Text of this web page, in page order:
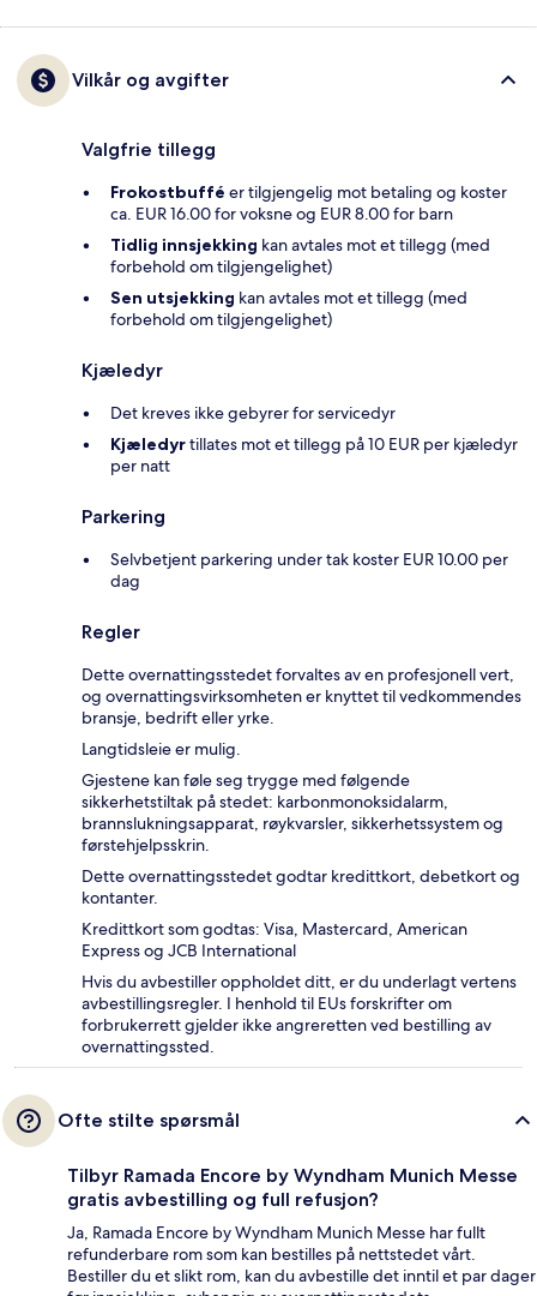
Vilkår og avgifter
Valgfrie tillegg
Frokostbuffé er tilgjengelig mot betaling og koster
ca. EUR 16.00 for voksne og EUR 8.00 for barn
Tidlig innsjekking kan avtales mot et tillegg (med
forbehold om tilgjengelighet)
Sen utsjekking kan avtales mot et tillegg (med
forbehold om tilgjengelighet)
Kjæledyr
Det kreves ikke gebyrer for servicedyr
Kjæledyrtillates mot et tillegg på 10 EUR per kjæledyr
per natt
Parkering
Selvbetjent parkering under tak koster EUR 10.00 per
dag
Regler
Dette overnattingsstedet forvaltes av en profesjonell vert,
og overnattingsvirksomheten er knyttet til vedkommendes
bransje, bedrift eller yrke.
Langtidsleie er mulig.
Gjestene kan føle seg trygge med følgende
sikkerhetstiltak på stedet: karbonmonoksidalarm,
brannslukningsapparat, røykvarsler, sikkerhetssystem og
førstehjelpsskrin.
Dette overnattingsstedet godtar kredittkort, debetkort og
kontanter.
Kredittkort som godtas: Visa, Mastercard, American
Express og JCB International
Hvis du avbestiller oppholdet ditt, er du underlagt vertens
avbestillingsregler. I henhold til EUs forskrifter om
forbrukerrett gjelder ikke angreretten ved bestilling av
overnattingssted.
Ofte stilte spørsmål
Tilbyr Ramada Encore by Wyndham Munich Messe
gratis avbestilling og full refusjon?
Ja, Ramada Encore by Wyndham Munich Messe har fullt
refunderbare rom som kan bestilles på nettstedet vårt.
Bestiller du et slikt rom, kan du avbestille det inntil et par dager